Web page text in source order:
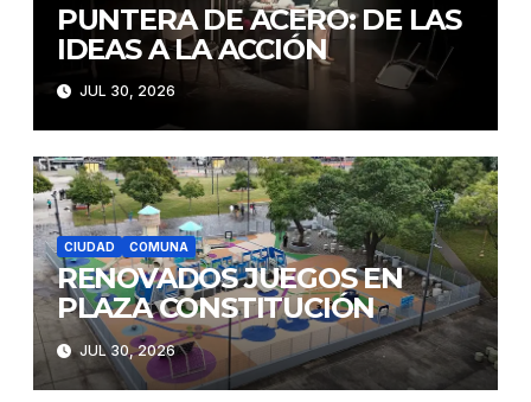
PUNTERA DE ACERO: DE LAS
IDEAS A LA ACCIÓN
JUL 30, 2026
CIUDAD COMUNA
RENOVADOS JUEGOS EN
PLAZA CONSTITUCIÓN
JUL 30, 2026